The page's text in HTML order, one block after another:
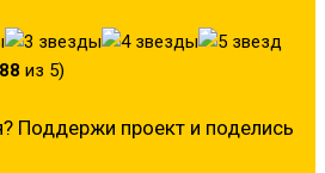
из 5)
Поддержи проект и поделись